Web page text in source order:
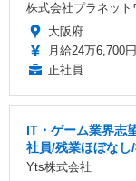
株式会社プラネット
大阪府
月給24万6,700
正社員
IT・ゲーム業界志
社員/残業ほぼなし
Yts株式会社